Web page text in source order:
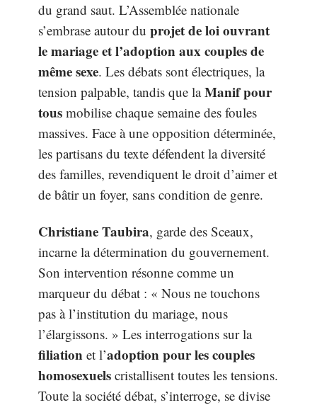
du grand saut. L’Assemblée nationale
s’embrase autour du projet de loi ouvrant
le mariage et l’adoption aux couples de
même sexe. Les débats sont électriques, la
tension palpable, tandis que laManif pour
tous mobilise chaque semaine des foules
massives. Face à une opposition déterminée,
les partisans du texte défendent la diversité
des familles, revendiquent le droit d’aimer et
de bâtir un foyer, sans condition de genre.
Christiane Taubira, garde des Sceaux,
incarne la détermination du gouvernement.
Son intervention résonne comme un
marqueur du débat : « Nous ne touchons
pas à l’institution du mariage, nous
l’élargissons. » Les interrogations sur la
filiation et l’adoption pour les couples
homosexuels cristallisent toutes les tensions.
Toute la société débat, s’interroge, se divise